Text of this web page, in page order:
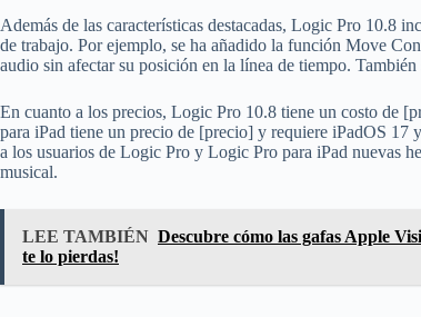
Además de las características destacadas, Logic Pro 10.8
de trabajo. Por ejemplo, se ha añadido la función Move
audio sin afectar su posición en la línea de tiempo.
En cuanto a los precios, Logic Pro 10.8 tiene un costo de
para iPad tiene un precio de [precio] y requiere iPadOS
a los usuarios de Logic Pro y Logic Pro para iPad nuevas
musical.
LEE TAMBIÉN Descubre cómo las gafas Apple
te lo pierdas!